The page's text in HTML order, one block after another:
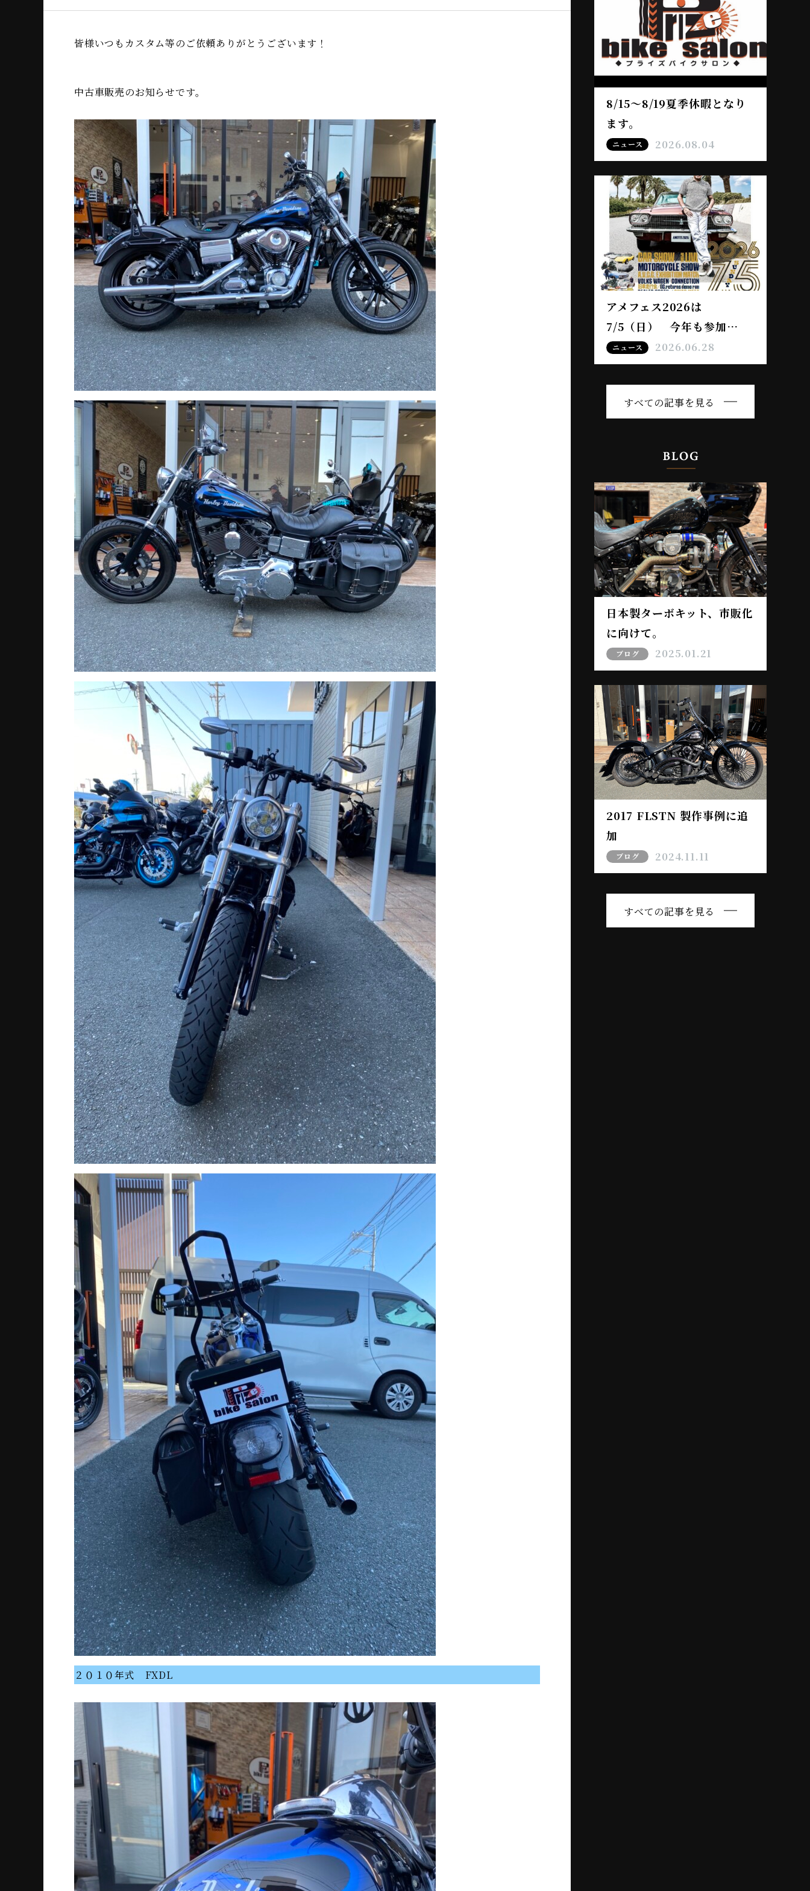
皆様いつもカスタム等のご依頼ありがとうございます！
中古車販売のお知らせです。
２０１０年式 FXDL
8/15～8/19夏季休暇となり
ます。
ニュース 2026.08.04
アメフェス2026は
7/5（日） 今年も参加…
ニュース 2026.06.28
すべての記事を見る
日本製ターボキット、市販化
に向けて。
ブログ 2025.01.21
2017 FLSTN 製作事例に追
加
ブログ 2024.11.11
すべての記事を見る